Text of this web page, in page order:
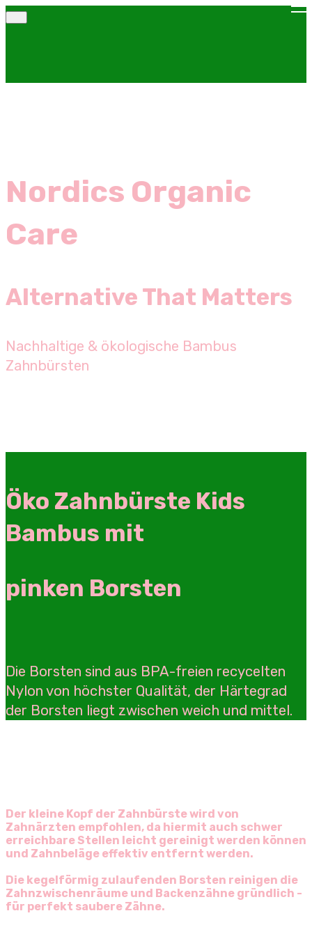
Nordics Organic
Care
Alternative That Matters
Nachhaltige & ökologische Bambus
Zahnbürsten
Öko Zahnbürste Kids
Bambus mit
pinken Borsten
Die Borsten sind aus BPA-freien recycelten
Nylon von höchster Qualität, der Härtegrad
der Borsten liegt zwischen weich und mittel.
Der kleine Kopf der Zahnbürste wird von
Zahnärzten empfohlen, da hiermit auch schwer
erreichbare Stellen leicht gereinigt werden können
und Zahnbeläge effektiv entfernt werden.
Die kegelförmig zulaufenden Borsten reinigen die
Zahnzwischenräume und Backenzähne gründlich -
für perfekt saubere Zähne.